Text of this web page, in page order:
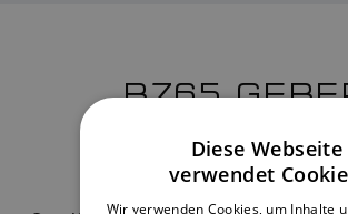
B765
Diese Webseite
verwendet
Wir verwenden Cookies, um Inhalte